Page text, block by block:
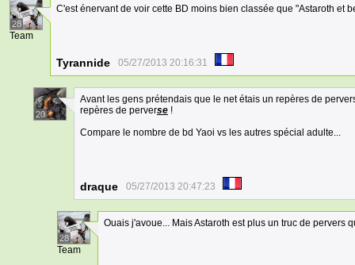
28
Team
C'est énervant de voir cette BD moins bien classée que "Astaroth et
Tyrannide 05/27/2013 20:16:31
20
Avant les gens prétendais que le net étais un repères de
repères de perverse !
Compare le nombre de bd Yaoi vs les autres spécial adulte...
draque 05/27/2013 20:47:23
28
Team
Ouais j'avoue... Mais Astaroth est plus un truc de pervers